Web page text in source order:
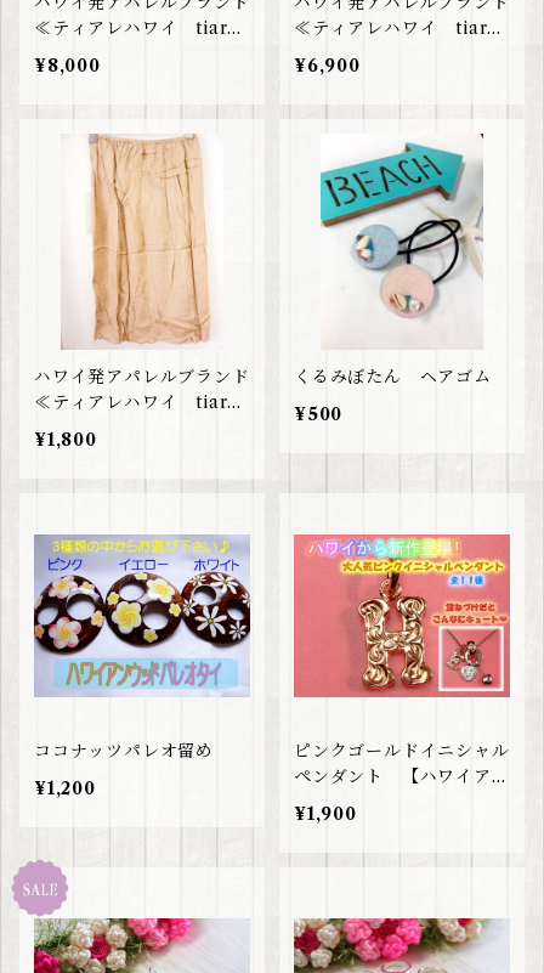
≪ティアレハワイ tiare
hawaii≫ グラデーション
ワンピース
¥8,000
≪ティアレハワイ tiare
hawaii≫ コーラルピン
クスカート
¥6,900
ハワイ発アパレルブランド
≪ティアレハワイ tiare
hawaii≫ ヌードカラー
ペチコート
¥1,800
くるみぼたん ヘアゴム
¥500
ココナッツパレオ留め
¥1,200
ピンクゴールドイニシャル
ペンダント 【ハワイアン
ジュエリー】
¥1,900